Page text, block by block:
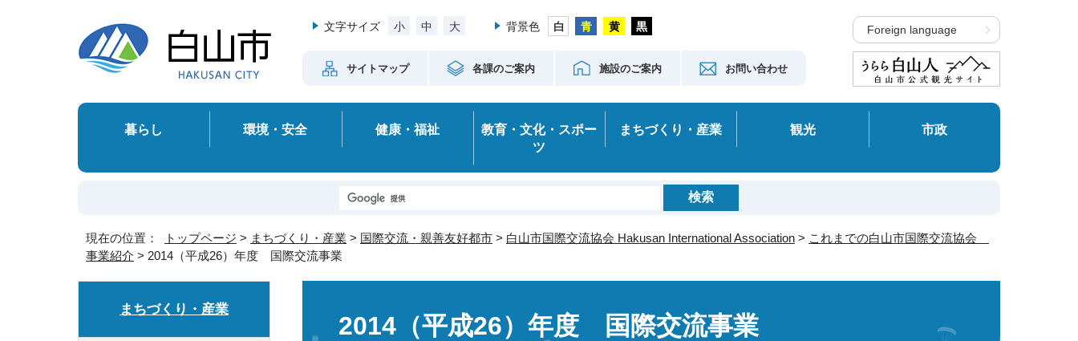
文字サイズ 小 中 大 背景色
サイトマップ 各課のご案内 施設のご案内 お問い合わせ
Foreign language
暮らし 環境・安全 健康・福祉
教育・文化・スポー
ツ
まちづくり・産業 観光 市政
現在の位置： トップページ > まちづくり・産業 > 国際交流・親善友好都市 > 白山市国際交流協会 Hakusan International Association > これまでの白山市国際交流協会
事業紹介 > 2014（平成26）年度 国際交流事業
2014（平成26）年度 国際交流事業
まちづくり・産業